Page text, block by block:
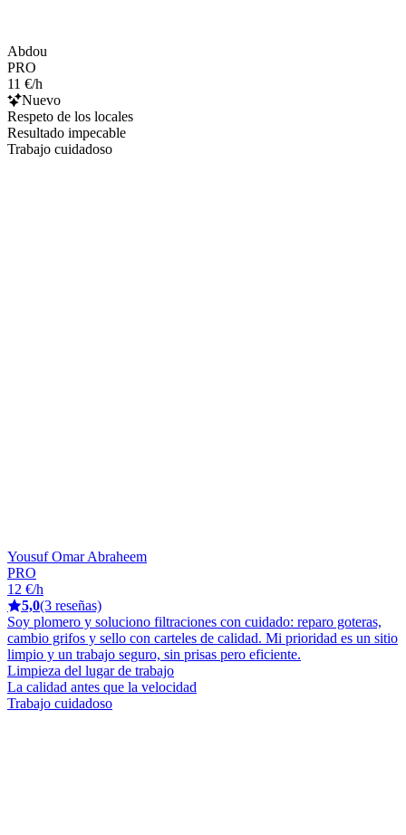
Abdou
PRO
11 €/h
Nuevo
Respeto de los locales
Resultado impecable
Trabajo cuidadoso
Yousuf Omar Abraheem
PRO
12 €/h
5,0(3 reseñas)
Soy plomero y soluciono filtraciones con cuidado: reparo goteras,
cambio grifos y sello con carteles de calidad. Mi prioridad es un sitio
limpio y un trabajo seguro, sin prisas pero eficiente.
Limpieza del lugar de trabajo
La calidad antes que la velocidad
Trabajo cuidadoso